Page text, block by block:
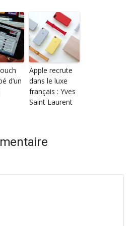
d’un
Apple recrute
dans le luxe
français : Yves
Saint Laurent